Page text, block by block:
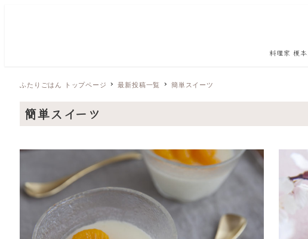
料理家 榎
ふたりごはん トップページ 最新投稿一覧 簡単スイーツ
簡単スイーツ